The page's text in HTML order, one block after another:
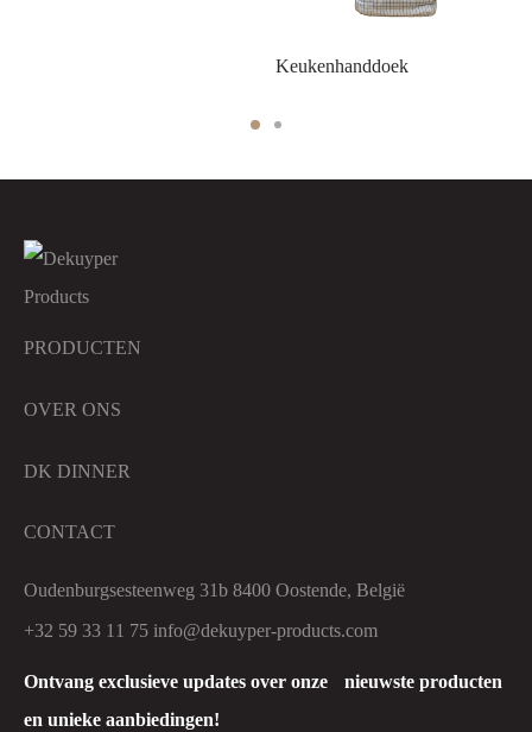
Keukenhanddoek
Ontvang exclusieve updates over onze nieuwste producten
en unieke aanbiedingen!
PRODUCTEN
OVER ONS
DK DINNER
CONTACT
Oudenburgsesteenweg 31b 8400 Oostende, België
+32 59 33 11 75 info@dekuyper-products.com